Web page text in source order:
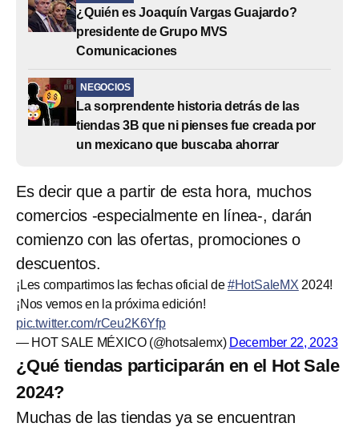
¿Quién es Joaquín Vargas Guajardo?
presidente de Grupo MVS
Comunicaciones
NEGOCIOS
La sorprendente historia detrás de las
tiendas 3B que ni pienses fue creada por
un mexicano que buscaba ahorrar
Es decir que a partir de esta hora, muchos
comercios -especialmente en línea-, darán
comienzo con las ofertas, promociones o
descuentos.
¡Les compartimos las fechas oficial de#HotSaleMX 2024!
¡Nos vemos en la próxima edición!
pic.twitter.com/rCeu2K6Yfp
— HOT SALE MÉXICO (@hotsalemx) December 22, 2023
¿Qué tiendas participarán en el Hot Sale
2024?
Muchas de las tiendas ya se encuentran